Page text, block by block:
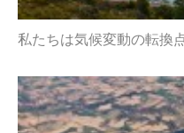
私たちは気候変動の転換